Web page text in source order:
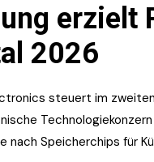
erzielt
2026
steuert im
nach Speicherchips für